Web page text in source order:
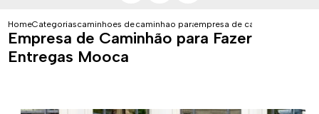
HomeCategoriascaminhoes de entregacaminhao para fazer entregas sao paulo
empresa de caminhao para
Empresa de Caminhão para Fazer
Entregas Mooca